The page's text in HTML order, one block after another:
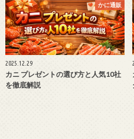
かに通販
2025.12.29
カニ プレゼントの選び方と人気10社
を徹底解説